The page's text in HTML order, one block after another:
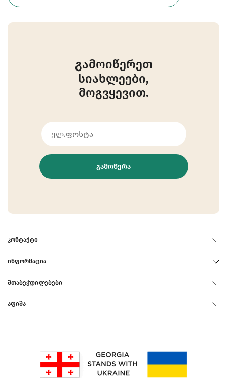
გამოიწერეთ
სიახლეები,
მოგვყევით.
ᲒᲐᲛᲝᲬᲔᲠᲐ
ᲙᲝᲜᲢᲐᲥᲢᲘ
ᲘᲜᲤᲝᲠᲛᲐᲪᲘᲐ
ᲨᲗᲐᲑᲔᲭᲓᲘᲚᲔᲑᲔᲑᲘ
ᲐᲤᲘᲨᲐ